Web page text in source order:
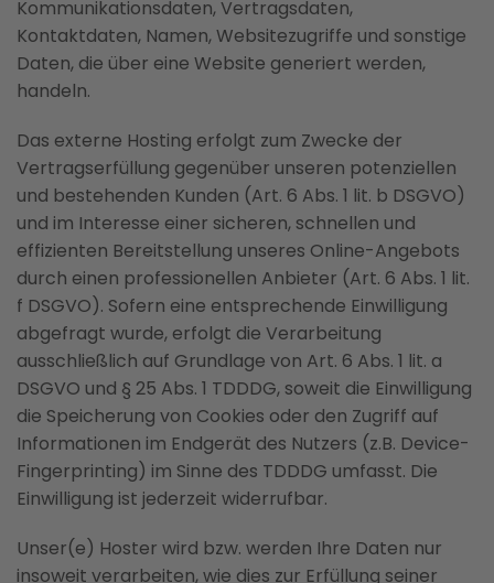
Kommunikationsdaten, Vertragsdaten,
Kontaktdaten, Namen, Websitezugriffe und sonstige
Daten, die über eine Website generiert werden,
handeln.
Das externe Hosting erfolgt zum Zwecke der
Vertragserfüllung gegenüber unseren potenziellen
und bestehenden Kunden (Art. 6 Abs. 1 lit. b DSGVO)
und im Interesse einer sicheren, schnellen und
effizienten Bereitstellung unseres Online-Angebots
durch einen professionellen Anbieter (Art. 6 Abs. 1 lit.
f DSGVO). Sofern eine entsprechende Einwilligung
abgefragt wurde, erfolgt die Verarbeitung
ausschließlich auf Grundlage von Art. 6 Abs. 1 lit. a
DSGVO und § 25 Abs. 1 TDDDG, soweit die Einwilligung
die Speicherung von Cookies oder den Zugriff auf
Informationen im Endgerät des Nutzers (z.B. Device-
Fingerprinting) im Sinne des TDDDG umfasst. Die
Einwilligung ist jederzeit widerrufbar.
Unser(e) Hoster wird bzw. werden Ihre Daten nur
insoweit verarbeiten, wie dies zur Erfüllung seiner